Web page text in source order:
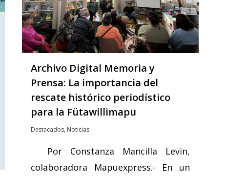
Archivo Digital Memoria y
Prensa: La importancia del
rescate histórico periodístico
para la Fütawillimapu
Destacados, Noticias
Por Constanza Mancilla Levin,
colaboradora Mapuexpress.- En un